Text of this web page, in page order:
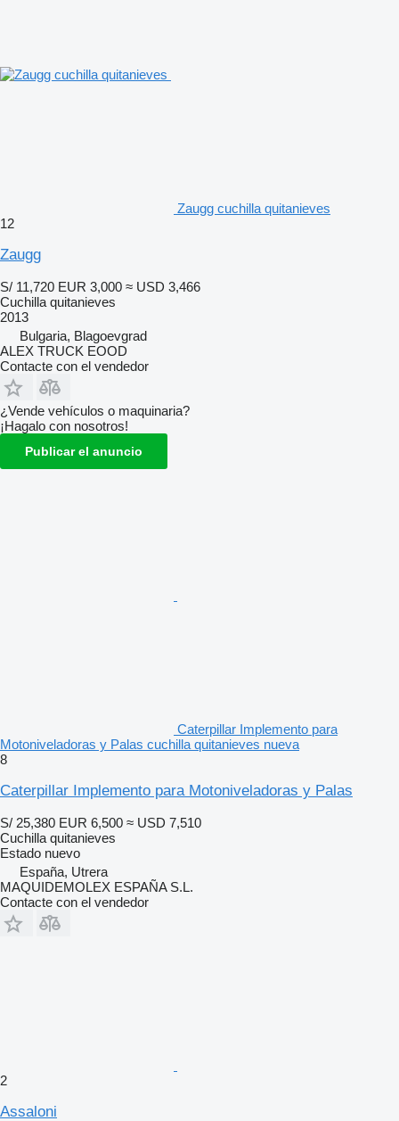
Zaugg cuchilla quitanieves
12
Zaugg
S/ 11,720 EUR 3,000 ≈ USD 3,466
Cuchilla quitanieves
2013
Bulgaria, Blagoevgrad
ALEX TRUCK EOOD
Contacte con el vendedor
¿Vende vehículos o maquinaria?
¡Hagalo con nosotros!
Publicar el anuncio
Caterpillar Implemento para
Motoniveladoras y Palas cuchilla quitanieves nueva
8
Caterpillar Implemento para Motoniveladoras y Palas
S/ 25,380 EUR 6,500 ≈ USD 7,510
Cuchilla quitanieves
Estado nuevo
España, Utrera
MAQUIDEMOLEX ESPAÑA S.L.
Contacte con el vendedor
2
Assaloni